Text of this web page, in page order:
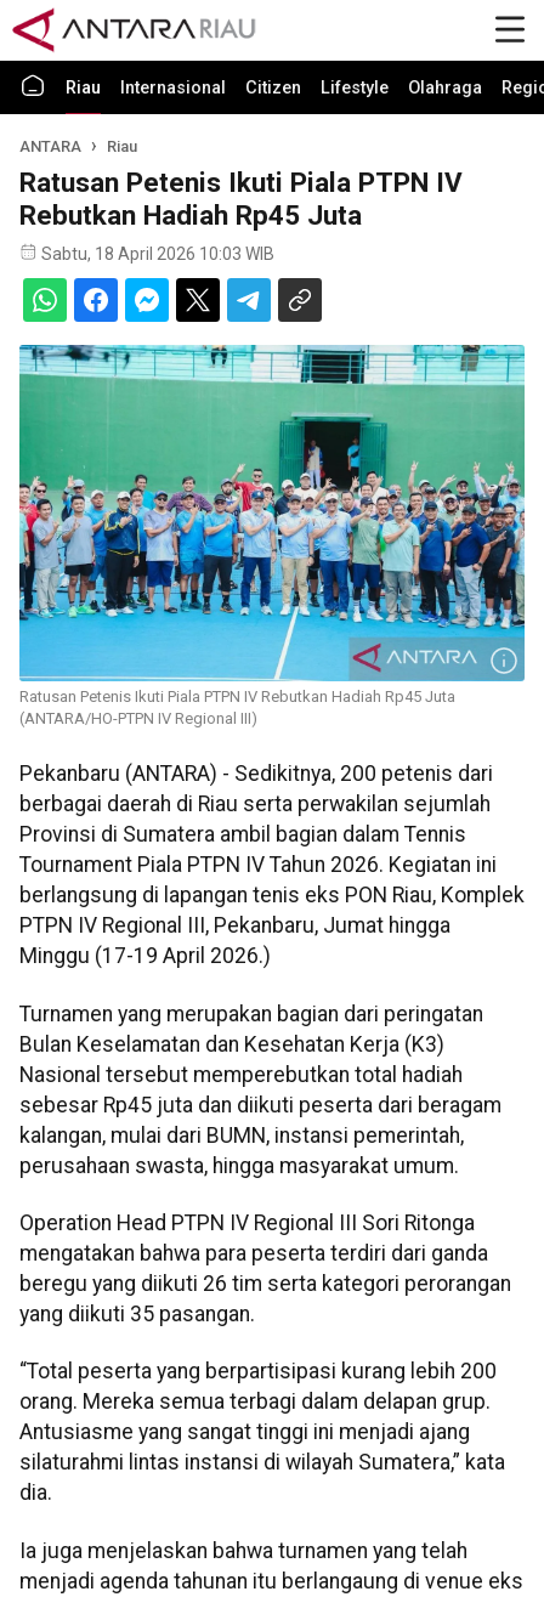
Riau Internasional Citizen Lifestyle Olahraga
ANTARA Riau
Ratusan Petenis Ikuti Piala PTPN IV
Rebutkan Hadiah Rp45 Juta
Sabtu, 18 April 2026 10:03 WIB
Ratusan Petenis Ikuti Piala PTPN IV Rebutkan Hadiah Rp45 Juta
(ANTARA/HO-PTPN IV Regional III)
Pekanbaru (ANTARA) - Sedikitnya, 200 petenis dari
berbagai daerah di Riau serta perwakilan sejumlah
Provinsi di Sumatera ambil bagian dalam Tennis
Tournament Piala PTPN IV Tahun 2026. Kegiatan ini
berlangsung di lapangan tenis eks PON Riau, Komplek
PTPN IV Regional III, Pekanbaru, Jumat hingga
Minggu (17-19 April 2026.)
Turnamen yang merupakan bagian dari peringatan
Bulan Keselamatan dan Kesehatan Kerja (K3)
Nasional tersebut memperebutkan total hadiah
sebesar Rp45 juta dan diikuti peserta dari beragam
kalangan, mulai dari BUMN, instansi pemerintah,
perusahaan swasta, hingga masyarakat umum.
Operation Head PTPN IV Regional III Sori Ritonga
mengatakan bahwa para peserta terdiri dari ganda
beregu yang diikuti 26 tim serta kategori perorangan
yang diikuti 35 pasangan.
“Total peserta yang berpartisipasi kurang lebih 200
orang. Mereka semua terbagi dalam delapan grup.
Antusiasme yang sangat tinggi ini menjadi ajang
silaturahmi lintas instansi di wilayah Sumatera,” kata
dia.
Ia juga menjelaskan bahwa turnamen yang telah
menjadi agenda tahunan itu berlangaung di venue eks